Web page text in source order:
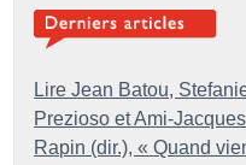
Lire Jean Batou,
Prezioso et Ami-Jacques
Rapin (dir.), « Quand